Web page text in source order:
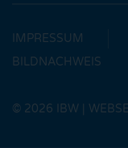
IMPRESSUM
BILDNACHWEIS
© 2026 IBW |